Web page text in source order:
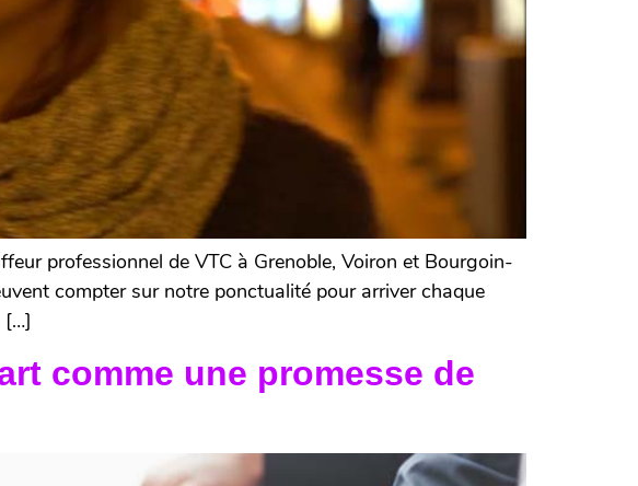
professionnel de VTC à Grenoble, Voiron et Bourgoin-
compter sur notre ponctualité pour arriver chaque
[…]
comme une promesse de